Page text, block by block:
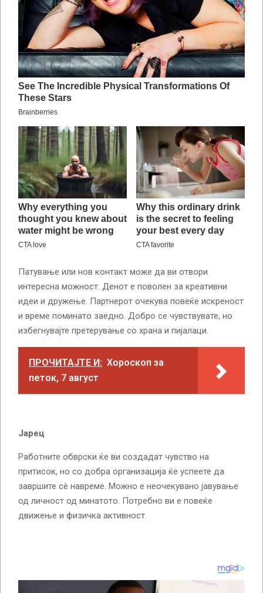
Патување или нов контакт може да ви отвори
интересна можност. Денот е поволен за креативни
идеи и дружење. Партнерот очекува повеќе искреност
и време поминато заедно. Добро се чувствувате, но
избегнувајте претерување со храна и пијалаци.
ПРОЧИТАЈТЕ И: Хороскоп за
петок, 7 август
Јарец
Работните обврски ќе ви создадат чувство на
притисок, но со добра организација ќе успеете да
завршите сè навреме. Можно е неочекувано јавување
од личност од минатото. Потребно ви е повеќе
движење и физичка активност.